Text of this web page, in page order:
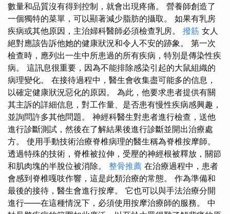
數量和品質沒有得到控制，就會出現疼痛。 營養師創造了
一個獨特的菜單，可以顯著減少脂肪的攝取。 如果有乳房
疾病或其他原因，主治婦科醫師必須檢查乳房。 撥筋 女人
絕對應該告訴他她的健康狀況和令人不安的跡象。 第一次
檢查時，應列出一生中所患過的所有疾病，特別是傳染性疾
病。 這訊息很重要，因為不能排除感染引起的大鼠組織的
病理變化。 在接待過程中，醫生會收集盡可能多的信息，
以確定健康狀況惡化的原因。 為此，他要求患者提供有關
其主訴的詳細信息，對工作量、是否患有慢性疾病感興趣，
並詢問許多其他問題。 神經科醫生對患者進行檢查，送他
進行診斷測試，然後在了解結果後進行診斷並開出治療處
方。 使用手動技術治療脊椎病理的醫生稱為脊椎按摩師。
透過特殊的技術，脊椎被拉伸，受壓的神經根被釋放，關節
和肌肉塊的半脫位被消除。 整骨推薦 在治療過程中，患者
會感到脊椎嘎吱作響，這是此類治療的常態。 作為準備和
最後的接待，醫生會進行按摩。 它也可以與手法治療分開
進行——在這種情況下，必須使用按摩治療師的服務。 中